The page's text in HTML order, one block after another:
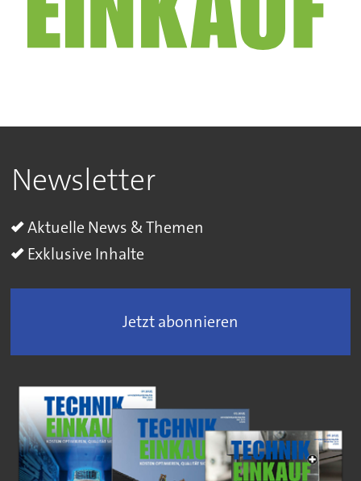
Newsletter
Aktuelle News & Themen
Exklusive Inhalte
Jetzt abonnieren